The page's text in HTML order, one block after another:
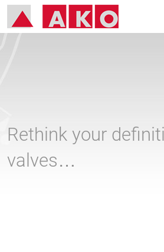
Rethink your
valves…